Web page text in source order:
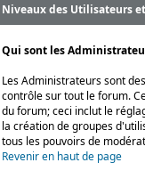
Niveaux des Utilisateurs
Qui sont les
Les Administrateurs sont
contrôle sur tout le forum.
du forum; ceci inclut le
la création de groupes
tous les pouvoirs de
Revenir en haut de page